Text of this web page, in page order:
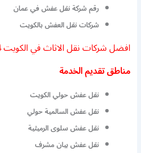
رقم شركة نقل عفش في عمان
شركات نقل العفش بالكويت
افضل شركات نقل الاثاث في الكويت 52227344
مناطق تقديم الخدمة
نقل عفش حولي الكويت
نقل عفش السالمية حولي
نقل عفش سلوى الرميثية
نقل عفش بيان مشرف